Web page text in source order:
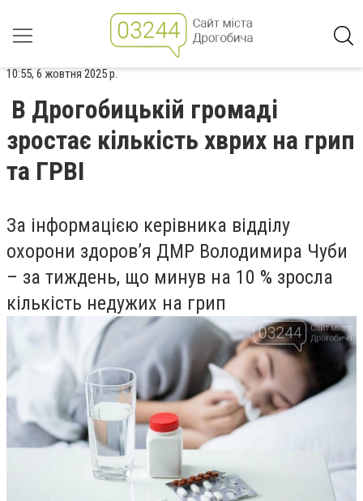
10:55, 6 жовтня 2025 р.
В Дрогобицькій громаді
зростає кількість хврих на грип
та ГРВІ
За інформацією керівника відділу
охорони здоров’я ДМР Володимира Чуби
– за тиждень, що минув на 10 % зросла
кількість недужих на грип